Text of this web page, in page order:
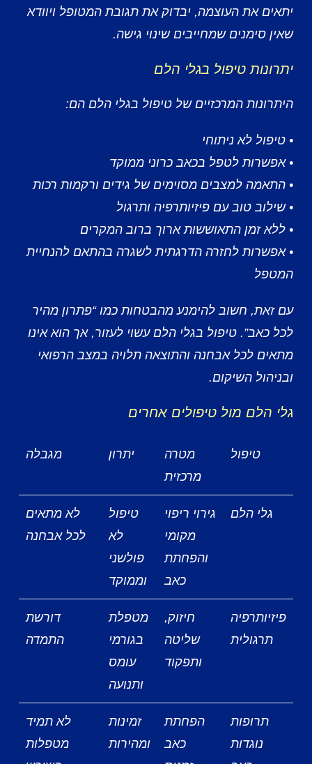
יתאים את העוצמה, יבדוק את תגובת המטופל ויוודא
שאין סימנים שמחייבים שינוי גישה.
יתרונות טיפול בגלי הלם
היתרונות המרכזיים של טיפול בגלי הלם הם:
• טיפול לא ניתוחי
• אפשרות לטפל בכאב כרוני ממוקד
• התאמה למצבים מסוימים של גידים ורקמות רכות
• שילוב טוב עם פיזיותרפיה ותרגול
• ללא זמן התאוששות ארוך ברוב המקרים
• אפשרות לחזרה הדרגתית לשגרה בהתאם להנחיית
המטפל
עם זאת, חשוב להימנע מהבטחות כמו “פתרון מהיר
לכל כאב”. טיפול בגלי הלם עשוי לעזור, אך הוא אינו
מתאים לכל אבחנה והתוצאה תלויה במצב הרפואי
ובניהול השיקום.
גלי הלם מול טיפולים אחרים
טיפול
מטרה
מרכזית
יתרון מגבלה
גלי הלם
גירוי ריפוי
מקומי
והפחתת
כאב
טיפול
לא
פולשני
וממוקד
לא מתאים
לכל אבחנה
פיזיותרפיה
תרגולית
חיזוק,
שליטה
ותפקוד
מטפלת
בגורמי
עומס
ותנועה
דורשת
התמדה
תרופות
נוגדות
הפחתת
כאב
זמינות
ומהירות
לא תמיד
מטפלות